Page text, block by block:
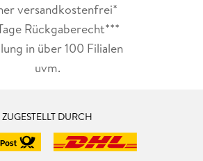
versandkostenfrei*
Rückgaberecht***
in über 100 Filialen
uvm.
ZUGESTELLT DURCH